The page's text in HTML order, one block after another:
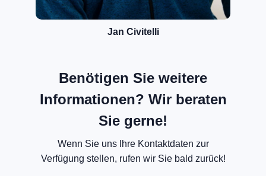
Jan Civitelli
Benötigen Sie weitere
Informationen? Wir beraten
Sie gerne!
Wenn Sie uns Ihre Kontaktdaten zur
Verfügung stellen, rufen wir Sie bald zurück!